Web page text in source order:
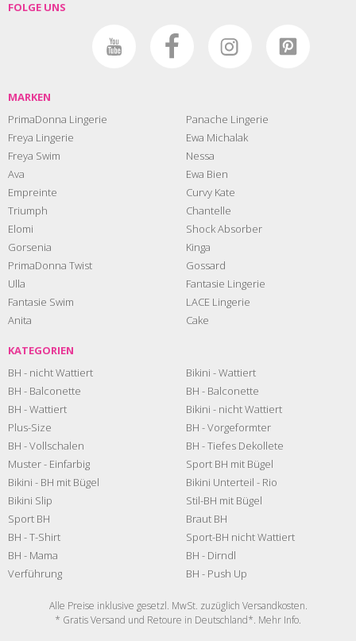
FOLGE UNS
MARKEN
PrimaDonna Lingerie
Freya Lingerie
Freya Swim
Ava
Empreinte
Triumph
Elomi
Gorsenia
PrimaDonna Twist
Ulla
Fantasie Swim
Anita
Panache Lingerie
Ewa Michalak
Nessa
Ewa Bien
Curvy Kate
Chantelle
Shock Absorber
Kinga
Gossard
Fantasie Lingerie
LACE Lingerie
Cake
KATEGORIEN
BH - nicht Wattiert
BH - Balconette
BH - Wattiert
Plus-Size
BH - Vollschalen
Muster - Einfarbig
Bikini - BH mit Bügel
Bikini Slip
Sport BH
BH - T-Shirt
BH - Mama
Verführung
Bikini - Wattiert
BH - Balconette
Bikini - nicht Wattiert
BH - Vorgeformter
BH - Tiefes Dekollete
Sport BH mit Bügel
Bikini Unterteil - Rio
Stil-BH mit Bügel
Braut BH
Sport-BH nicht Wattiert
BH - Dirndl
BH - Push Up
Alle Preise inklusive gesetzl. MwSt. zuzüglich Versandkosten.
* Gratis Versand und Retoure in Deutschland*. Mehr Info.